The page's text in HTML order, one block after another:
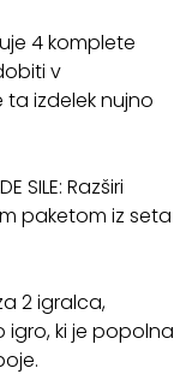
4 komplete
v
izdelek nujno
SILE: Razširi
paketom iz seta
2 igralca,
igro, ki je popolna